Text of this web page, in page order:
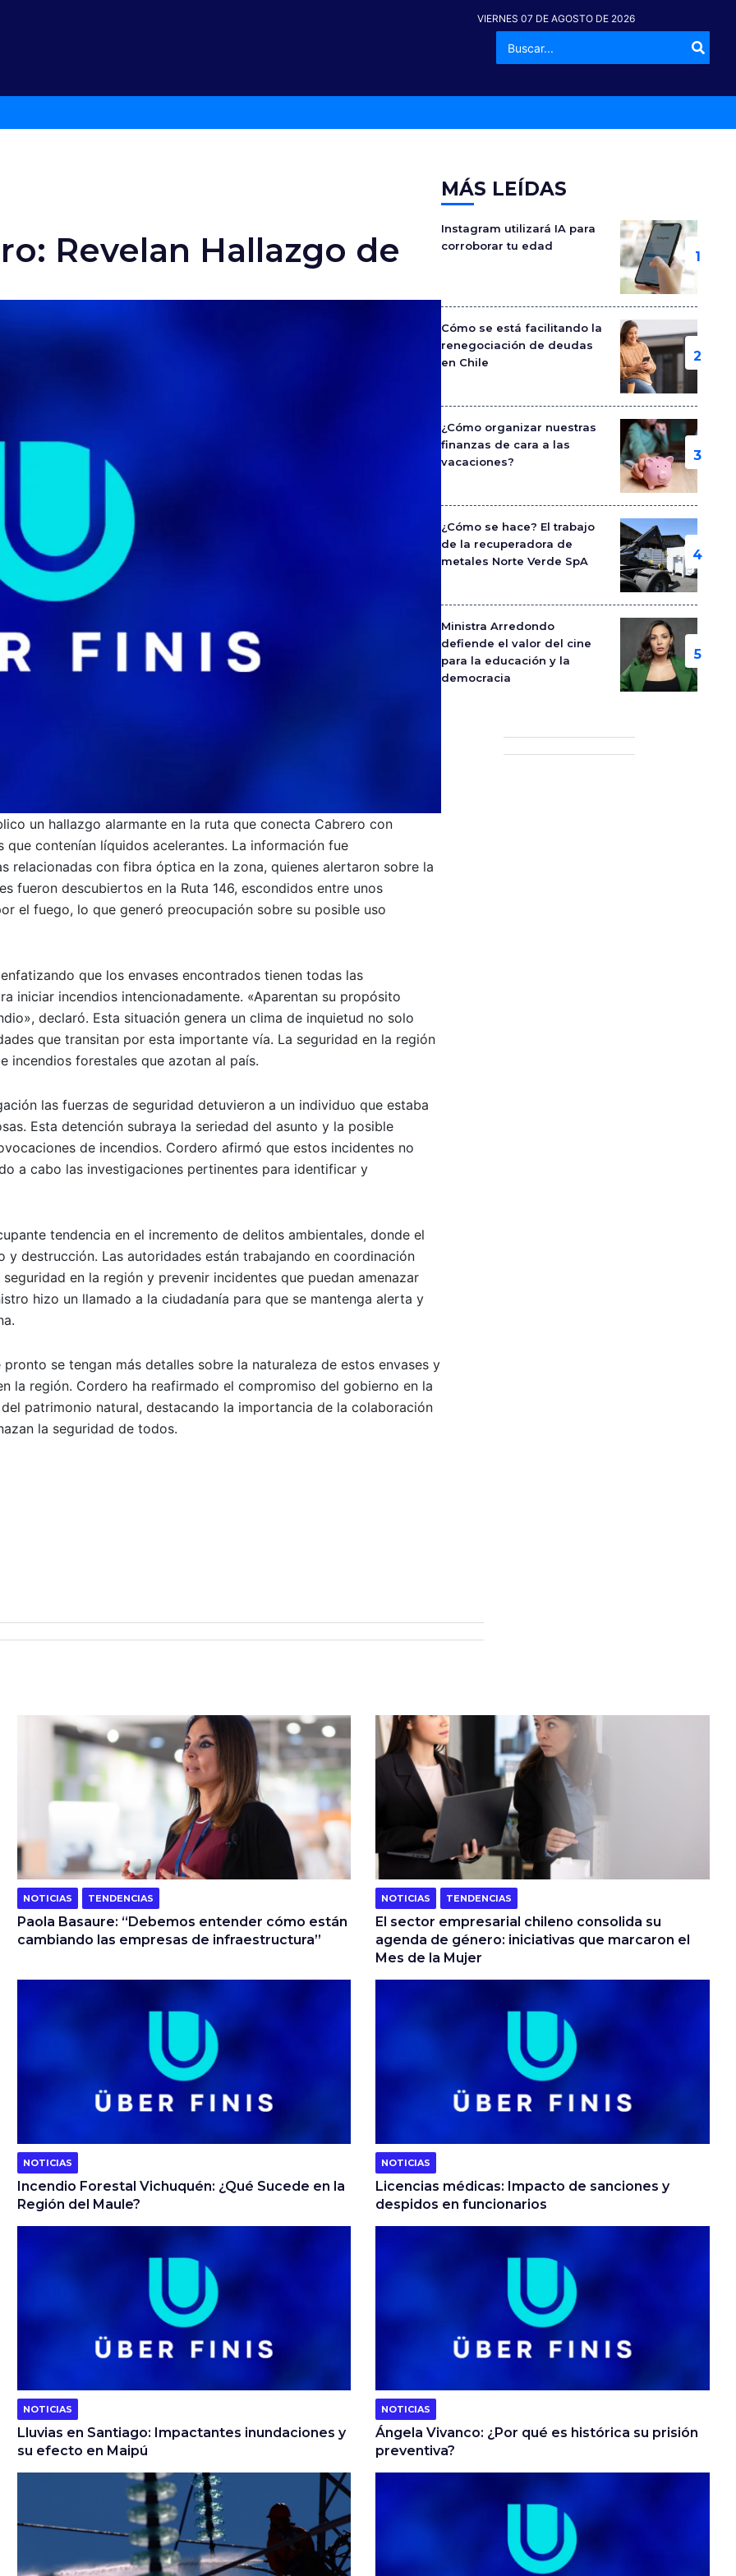
VIERNES 07 DE AGOSTO DE 2026
-º
por:
Revelan Hallazgo de
un hallazgo alarmante en la ruta que conecta Cabrero con
contenían líquidos acelerantes. La información fue
relacionadas con fibra óptica en la zona, quienes alertaron sobre la
fueron descubiertos en la Ruta 146, escondidos entre unos
el fuego, lo que generó preocupación sobre su posible uso
que los envases encontrados tienen todas las
iniciar incendios intencionadamente. «Aparentan su propósito
declaró. Esta situación genera un clima de inquietud no solo
que transitan por esta importante vía. La seguridad en la región
incendios forestales que azotan al país.
las fuerzas de seguridad detuvieron a un individuo que estaba
Esta detención subraya la seriedad del asunto y la posible
de incendios. Cordero afirmó que estos incidentes no
a cabo las investigaciones pertinentes para identificar y
tendencia en el incremento de delitos ambientales, donde el
destrucción. Las autoridades están trabajando en coordinación
en la región y prevenir incidentes que puedan amenazar
hizo un llamado a la ciudadanía para que se mantenga alerta y
se tengan más detalles sobre la naturaleza de estos envases y
la región. Cordero ha reafirmado el compromiso del gobierno en la
patrimonio natural, destacando la importancia de la colaboración
la seguridad de todos.
MÁS LEÍDAS
Instagram utilizará IA para
corroborar tu edad
Cómo se está facilitando la
renegociación de deudas
en Chile
¿Cómo organizar nuestras
finanzas de cara a las
vacaciones?
¿Cómo se hace? El trabajo
de la recuperadora de
metales Norte Verde SpA
Ministra Arredondo
defiende el valor del cine
para la educación y la
democracia
NOTICIAS TENDENCIAS
Paola Basaure: “Debemos entender cómo están
cambiando las empresas de infraestructura”
NOTICIAS TENDENCIAS
El sector empresarial chileno consolida su
agenda de género: iniciativas que marcaron el
Mes de la Mujer
NOTICIAS
Incendio Forestal Vichuquén: ¿Qué Sucede en la
Región del Maule?
NOTICIAS
Licencias médicas: Impacto de sanciones y
despidos en funcionarios
NOTICIAS
Lluvias en Santiago: Impactantes inundaciones y
su efecto en Maipú
NOTICIAS
Ángela Vivanco: ¿Por qué es histórica su prisión
preventiva?